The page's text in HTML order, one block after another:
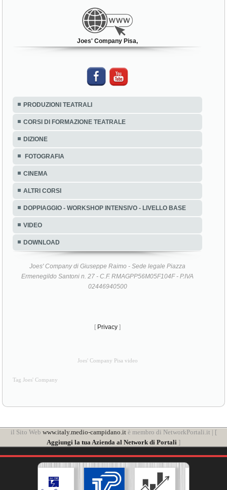
Joes' Company Pisa,
PRODUZIONI TEATRALI
CORSI DI FORMAZIONE TEATRALE
DIZIONE
FOTOGRAFIA
CINEMA
ALTRI CORSI
DOPPIAGGIO - WORKSHOP INTENSIVO - LIVELLO BASE
VIDEO
DOWNLOAD
Joes' Company di Giuseppe Raimo - Sede legale Piazza
Ermenegildo Santoni n. 27 - C.F. RMAGPP56M05F104F - P.IVA
02446940500
[ Privacy ]
Joes' Company Pisa video
Tag Joes' Company
il Sito Web www.italy.medio-campidano.itè membro di NetworkPortali.it | [
Aggiungi la tua Azienda al Network di Portali ]